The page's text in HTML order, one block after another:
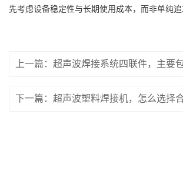
先考虑设备稳定性与长期使用成本，而非单纯追
上一篇：超声波焊接系统四联件，主要
下一篇：超声波塑料焊接机，怎么选择